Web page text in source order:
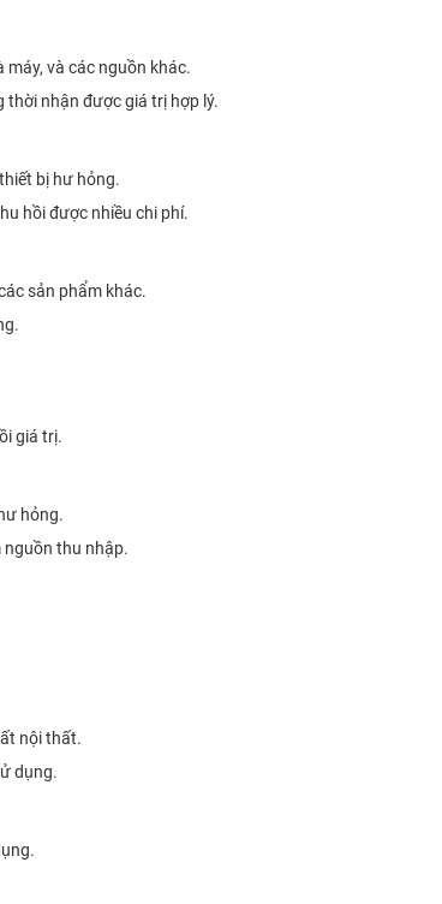
và các nguồn khác.
nhận được giá trị hợp lý.
bị hư hỏng.
hồi được nhiều chi phí.
sản phẩm khác.
giá trị.
hỏng.
nguồn thu nhập.
nội thất.
dụng.